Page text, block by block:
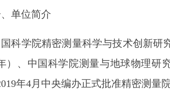
单位简介
科学院精密测量科学与技术创新研
）、中国科学院测量与地球物理研
年4月中央编办正式批准精密测量院